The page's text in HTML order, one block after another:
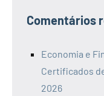
Comentários
Economia e
Certificados
2026